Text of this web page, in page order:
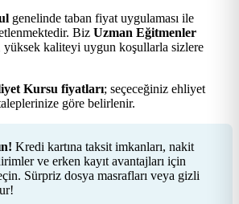
genelinde taban fiyat uygulaması ile
Biz Uzman Eğitmenler
yüksek kaliteyi uygun koşullarla sizlere
Kursu fiyatları; seçeceğiniz ehliyet
göre belirlenir.
Kredi kartına taksit imkanları, nakit
ve erken kayıt avantajları için
Sürpriz dosya masrafları veya gizli